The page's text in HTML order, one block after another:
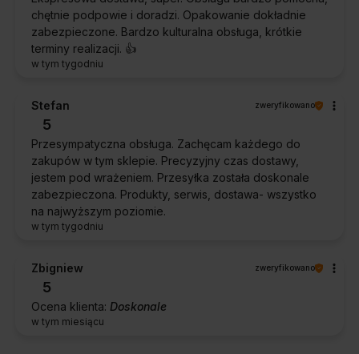
chętnie podpowie i doradzi. Opakowanie dokładnie
zabezpieczone. Bardzo kulturalna obsługa, krótkie
terminy realizacji. 👍️
w tym tygodniu
Stefan zweryfikowano
5
Przesympatyczna obsługa. Zachęcam każdego do
zakupów w tym sklepie. Precyzyjny czas dostawy,
jestem pod wrażeniem. Przesyłka została doskonale
zabezpieczona. Produkty, serwis, dostawa- wszystko
na najwyższym poziomie.
w tym tygodniu
Zbigniew zweryfikowano
5
Ocena klienta: Doskonale
w tym miesiącu